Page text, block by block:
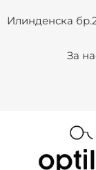
toИлинденска
За